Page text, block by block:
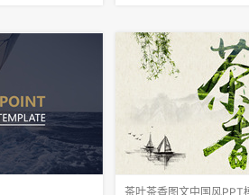
茶叶茶香图文中国风PPT